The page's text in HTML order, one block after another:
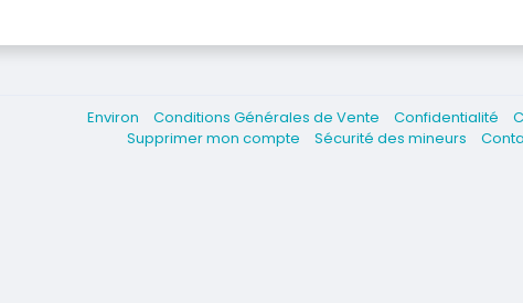
Environ Conditions Générales de Vente Confidentialité
Supprimer mon compte
Sécurité des mineurs